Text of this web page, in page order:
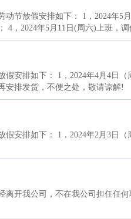
节放假安排如下： 1，2024年5
4，2024年5月11日(周六)上班，调
安排如下： 1，2024年4月4日
安排发货，不便之处，敬请谅解!
安排如下： 1，2024年2月3日
开我公司，不在我公司担任任